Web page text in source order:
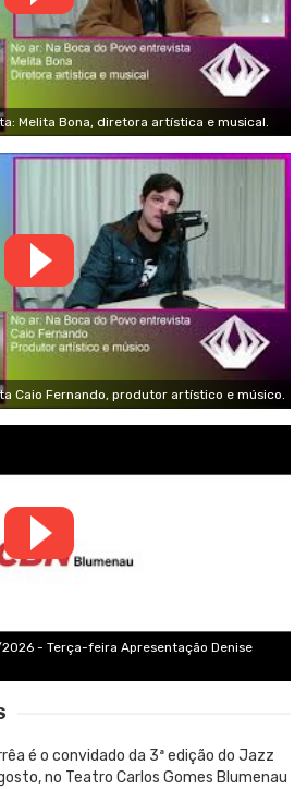
Melita Bona, diretora artística e musical.
Caio Fernando, produtor artístico e músico.
2026 - Terça-feira Apresentação Denise
é o convidado da 3ª edição do Jazz
no Teatro Carlos Gomes Blumenau